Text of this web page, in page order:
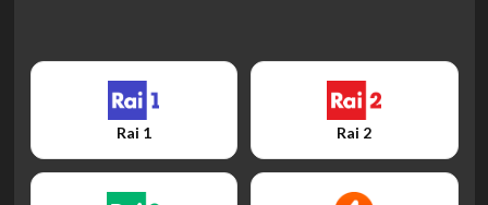
Rai 1 Rai 2